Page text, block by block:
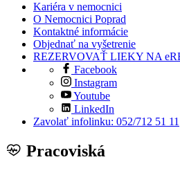
Kariéra v nemocnici
O Nemocnici Poprad
Kontaktné informácie
Objednať na vyšetrenie
REZERVOVAŤ LIEKY NA
Facebook
Instagram
Youtube
LinkedIn
Zavolať infolinku: 052/712 51 11
Pracoviská